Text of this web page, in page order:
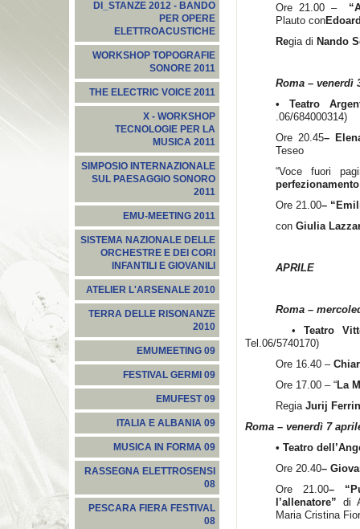
DI_STANZE 2012 - BANDO
PER OPERE
ELETTROACUSTICHE
WORKSHOP TOPOGRAFIE
SONORE 2011
THE ELECTRIC VOICE 2011
X - WORKSHOP
TECNOLOGIE PER LA
MUSICA 2011
SIMPOSIO INTERNAZIONALE
SUL PAESAGGIO SONORO
2011
EMU-MEETING 2011
SISTEMA NAZIONALE DELLE
ORCHESTRE E DEI CORI
INFANTILI E GIOVANILI
ATELIER L'ARSENALE 2010
TERRA DELLE RISONANZE
2010
EMUMEETING 09
FESTIVAL GERMI 09
EMUFEST 09
ITALIA E ALBANIA 09
MUSICA IN FORMA 09
RASSEGNA ELETTROSENSI
08
PESCARA FIERA FESTIVAL
08
Ore 21.00 –
Plauto con
Regia di Nando
Roma – venerdì
• Teatro
.06/684000314)
Ore 20.45–
Teseo
“Voce fuori
Ore 21.00–
con Giulia
APRILE
Roma –
• Teatro
Tel.06/5740170)
Ore 16.40 –
Ore 17.00 – “La
Regia Jurij
Roma – venerdì 7
• Teatro
Ore 20.40–
Ore 21.00–
l’allenatore” di
Maria Cristina